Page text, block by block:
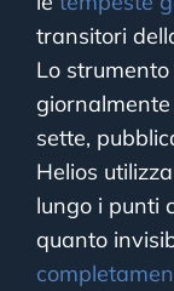
transitori
Lo
giornalmente
sette,
Helios
lungo i punti
quanto